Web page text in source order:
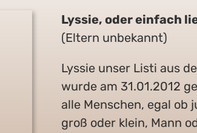
Lyssie, oder einfach
(Eltern unbekannt)
Lyssie unser Listi aus
wurde am 31.01.2012
alle Menschen, egal ob
groß oder klein, Mann